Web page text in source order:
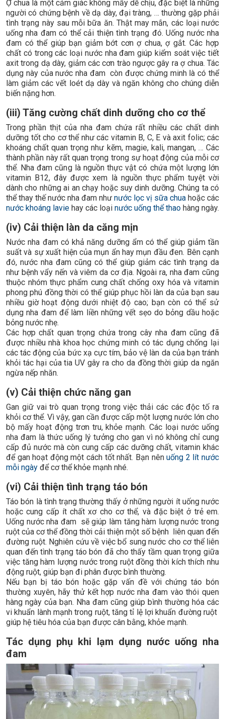
Ợ chua là một cảm giác không mấy dễ chịu, đặc biệt là những
người có chứng bệnh về dạ dày, đại tràng, … thường gặp phải
tình trạng này sau mỗi bữa ăn. Thật may mắn, các loại nước
uống nha đam có thể cải thiện tình trạng đó. Uống nước nha
đam có thể giúp bạn giảm bớt cơn ợ chua, ợ gắt. Các hợp
chất có trong các loại nước nha đam giúp kiểm soát việc tiết
axit trong dạ dày, giảm các cơn trào ngược gây ra ợ chua. Tác
dụng này của nước nha đam còn được chứng minh là có thể
làm giảm các vết loét dạ dày và ngăn không cho chúng diễn
biến nặng hơn.
(iii) Tăng cường chất dinh dưỡng cho cơ thể
Trong phần thịt của nha đam chứa rất nhiều các chất dinh
dưỡng tốt cho cơ thể như các vitamin B, C, E và axit folic; các
khoáng chất quan trọng như kẽm, magie, kali, mangan, … Các
thành phần này rất quan trọng trong sự hoạt động của mỗi cơ
thể. Nha đam cũng là nguồn thực vật có chứa một lượng lớn
vitamin B12, đây được xem là nguồn thực phẩm tuyệt vời
dành cho những ai an chạy hoặc suy dinh dưỡng. Chúng ta có
thể thay thế nước nha đam như nước lọc vị sữa chua hoặc các
nước khoáng lavie hay các loại nước uống thể thao hàng ngày.
(iv) Cải thiện làn da căng mịn
Nước nha đam có khả năng dưỡng ẩm có thể giúp giảm tần
suất và sự xuất hiện của mụn ẩn hay mụn đầu đen. Bên cạnh
đó, nước nha đam cũng có thể giúp giảm các tình trạng da
như bệnh vẩy nến và viêm da cơ địa. Ngoài ra, nha đam cũng
thuộc nhóm thực phẩm cung chất chống oxy hóa và vitamin
phong phú đồng thời có thể giúp phục hồi làn da của bạn sau
nhiều giờ hoạt động dưới nhiệt độ cao; bạn còn có thể sử
dụng nha đam để làm liền những vết sẹo do bỏng dầu hoặc
bỏng nước nhẹ.
Các hợp chất quan trọng chứa trong cây nha đam cũng đã
được nhiều nhà khoa học chứng minh có tác dụng chống lại
các tác động của bức xạ cực tím, bảo vệ làn da của bạn tránh
khỏi tác hại của tia UV gây ra cho da đồng thời giúp da ngăn
ngừa nếp nhăn.
(v) Cải thiện chức năng gan
Gan giữ vai trò quan trọng trong việc thải các các độc tố ra
khỏi cơ thể. Vì vậy, gan cần được cấp một lượng nước lớn cho
bộ mấy hoạt động trơn tru, khỏe mạnh. Các loại nước uống
nha đam là thức uống lý tưởng cho gan vì nó không chỉ cung
cấp đủ nước mà còn cung cấp các dưỡng chất, vitamin khác
để gan hoạt động một cách tốt nhất. Bạn nênuống 2 lít nước
mỗi ngày để cơ thể khỏe mạnh nhé.
(vi) Cải thiện tình trạng táo bón
Táo bón là tình trạng thường thấy ở những người ít uống nước
hoặc cung cấp ít chất xơ cho cơ thể, và đặc biệt ở trẻ em.
Uống nước nha đam sẽ giúp làm tăng hàm lượng nước trong
ruột của cơ thể đồng thời cải thiện một số bệnh liên quan đến
đường ruột. Nghiên cứu về việc bổ sung nước cho cơ thể liên
quan đến tình trạng táo bón đã cho thấy tầm quan trọng giữa
việc tăng hàm lượng nước trong ruột đồng thời kích thích nhu
động ruột, giúp bạn đi phân được bình thường.
Nếu bạn bị táo bón hoặc gặp vấn đề với chứng táo bón
thường xuyên, hãy thử kết hợp nước nha đam vào thói quen
hàng ngày của bạn. Nha đam cũng giúp bình thường hóa các
vi khuẩn lành mạnh trong ruột, tăng tỉ lệ lợi khuẩn đường ruột
giúp hệ tiêu hóa của bạn được cân bằng, khỏe mạnh.
Tác dụng phụ khi lạm dụng nước uống nha
đam